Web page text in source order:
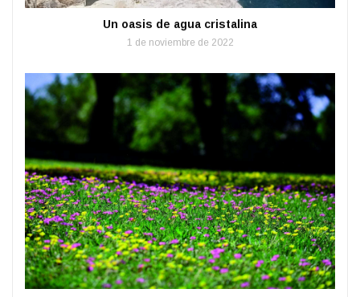
Un oasis de agua cristalina
1 de noviembre de 2022